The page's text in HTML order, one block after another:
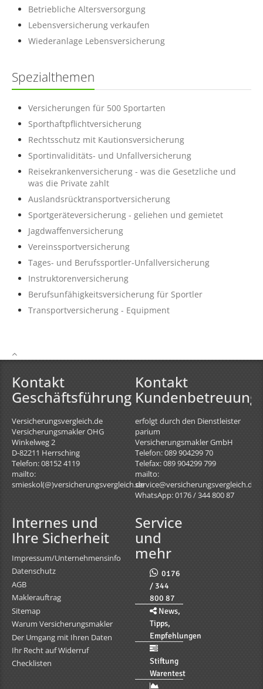
Betriebliche Altersversorgung
Lebensversicherung verkaufen
Wiederanlage Lebensversicherung
Spezialthemen
Versicherungen für 500 Sportarten
Sporthaftpflichtversicherung
Rechtsschutz mit Kautionsversicherung
Sportinvaliditäts- und Unfallversicherung
Reisekrankenversicherung - was die Gesetzliche und
was die Private zahlt
Auslandsrücktransportversicherung
Sportgeräteversicherung - geliehen und gemietet
Jagdwaffenversicherung
Vereinssportversicherung
Tages- und Berufssportler-Unfallversicherung
Instruktorenversicherung
Berufsunfähigkeitsversicherung für Sportler
Transportversicherung - Equipment
Kontakt
Geschäftsführung
Versicherungsvergleich.de
Versicherungsmakler OHG
Winkelweg 2
D-82211 Herrsching
Telefon: 08152 4119
mailto:
smieskol(@)versicherungsvergleich.de
Kontakt
Kundenbetreuung
erfolgt durch den Dienstleister
parium
Versicherungsmakler GmbH
Telefon: 089 904299 70
Telefax: 089 904299 799
mailto:
service@versicherungsvergleich.de
WhatsApp: 0176 / 344 800 87
Internes und
Ihre Sicherheit
Impressum/Unternehmensinfo
Datenschutz
AGB
Maklerauftrag
Sitemap
Warum Versicherungsmakler
Der Umgang mit Ihren Daten
Ihr Recht auf Widerruf
Checklisten
Service
und
mehr
0176
/ 344
800 87
News,
Tipps,
Empfehlungen
Stiftung
Warentest